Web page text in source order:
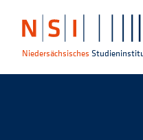
Niedersächsisches